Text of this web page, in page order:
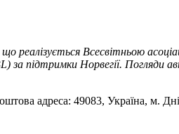
Всесвітньою
підтримки Норвегії. Погляди
адреса: 49083, Україна, м.